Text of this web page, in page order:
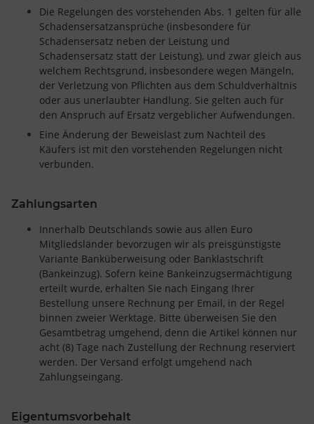
Die Regelungen des vorstehenden Abs. 1 gelten für alle
Schadensersatzansprüche (insbesondere für
Schadensersatz neben der Leistung und
Schadensersatz statt der Leistung), und zwar gleich aus
welchem Rechtsgrund, insbesondere wegen Mängeln,
der Verletzung von Pflichten aus dem Schuldverhältnis
oder aus unerlaubter Handlung. Sie gelten auch für
den Anspruch auf Ersatz vergeblicher Aufwendungen.
Eine Änderung der Beweislast zum Nachteil des
Käufers ist mit den vorstehenden Regelungen nicht
verbunden.
Zahlungsarten
Innerhalb Deutschlands sowie aus allen Euro
Mitgliedsländer bevorzugen wir als preisgünstigste
Variante Banküberweisung oder Banklastschrift
(Bankeinzug). Sofern keine Bankeinzugsermächtigung
erteilt wurde, erhalten Sie nach Eingang Ihrer
Bestellung unsere Rechnung per Email, in der Regel
binnen zweier Werktage. Bitte überweisen Sie den
Gesamtbetrag umgehend, denn die Artikel können nur
acht (8) Tage nach Zustellung der Rechnung reserviert
werden. Der Versand erfolgt umgehend nach
Zahlungseingang.
Eigentumsvorbehalt